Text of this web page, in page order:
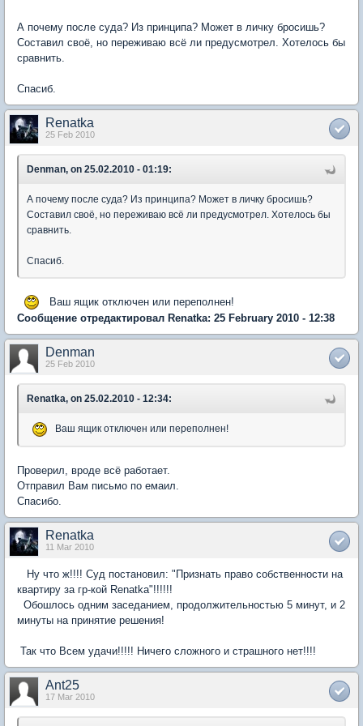
А почему после суда? Из принципа? Может в личку бросишь?
Составил своё, но переживаю всё ли предусмотрел. Хотелось бы
сравнить.
Спасиб.
Renatka
25 Feb 2010
Denman, on 25.02.2010 - 01:19:
А почему после суда? Из принципа? Может в личку бросишь?
Составил своё, но переживаю всё ли предусмотрел. Хотелось бы
сравнить.
Спасиб.
Ваш ящик отключен или переполнен!
Сообщение отредактировал Renatka: 25 February 2010 - 12:38
Denman
25 Feb 2010
Renatka, on 25.02.2010 - 12:34:
Ваш ящик отключен или переполнен!
Проверил, вроде всё работает.
Отправил Вам письмо по емаил.
Спасибо.
Renatka
11 Mar 2010
Ну что ж!!!! Суд постановил: "Признать право собственности на
квартиру за гр-кой Renatka"!!!!!!
Обошлось одним заседанием, продолжительностью 5 минут, и 2
минуты на принятие решения!
Так что Всем удачи!!!!! Ничего сложного и страшного нет!!!!
Ant25
17 Mar 2010